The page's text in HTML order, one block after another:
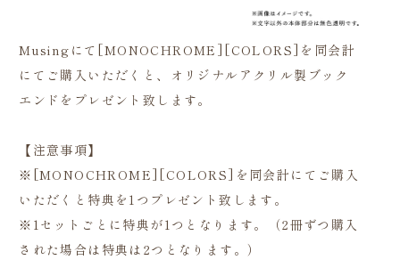
Musingにて[MONOCHROME][COLORS]を同会計
にてご購入いただくと、オリジナルアクリル製ブック
エンドをプレゼント致します。
【注意事項】
※[MONOCHROME][COLORS]を同会計にてご購入
いただくと特典を1つプレゼント致します。
※1セットごとに特典が1つとなります。（2冊ずつ購入
された場合は特典は2つとなります。）